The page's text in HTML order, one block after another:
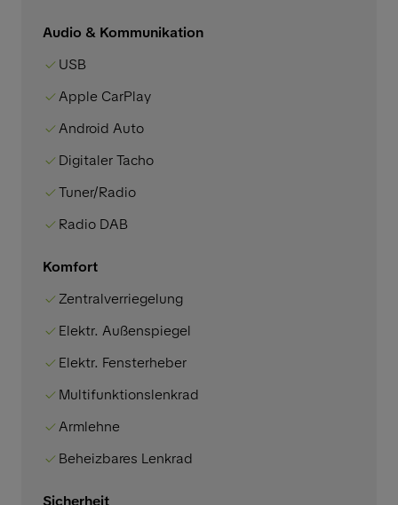
Audio & Kommunikation
USB
Apple CarPlay
Android Auto
Digitaler Tacho
Tuner/Radio
Radio DAB
Komfort
Zentralverriegelung
Elektr. Außenspiegel
Elektr. Fensterheber
Multifunktionslenkrad
Armlehne
Beheizbares Lenkrad
Sicherheit